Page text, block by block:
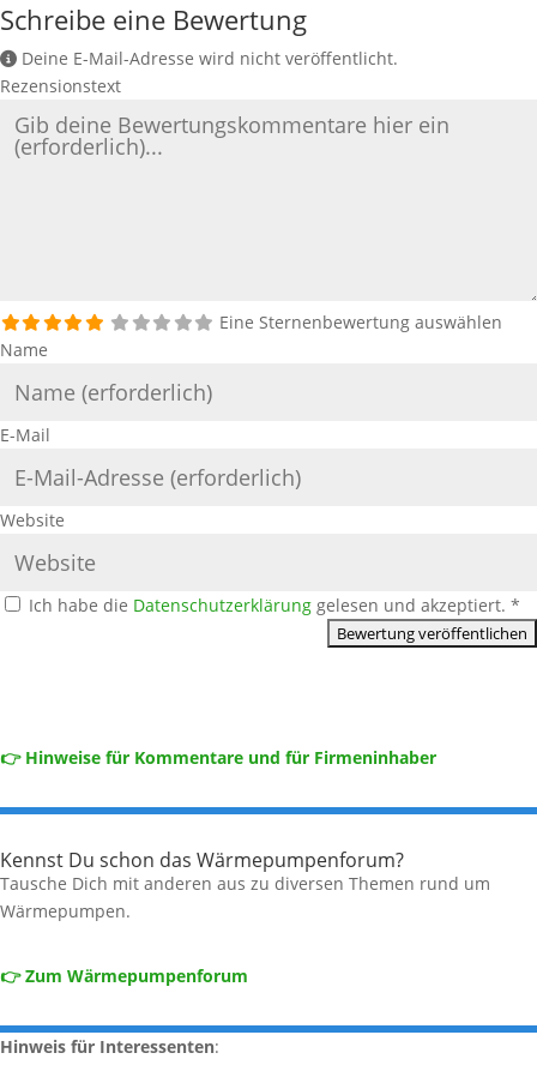
Schreibe eine Bewertung
Deine E-Mail-Adresse wird nicht veröffentlicht.
Rezensionstext
Eine Sternenbewertung auswählen
Name
E-Mail
Website
Ich habe die Datenschutzerklärung gelesen und akzeptiert. *
👉 Hinweise für Kommentare und für Firmeninhaber
Kennst Du schon das Wärmepumpenforum?
Tausche Dich mit anderen aus zu diversen Themen rund um
Wärmepumpen.
👉 Zum Wärmepumpenforum
Hinweis für Interessenten: